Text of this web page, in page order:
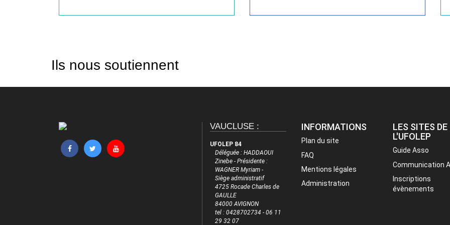
Ils nous soutiennent
VAUCLUSE :
UFOLEP 84
Déléguée : HADDAOUI
Zinebe - Présidente :
WAGNER Myriam -
Siège administratif
4725 Rocade Charles de
GAULLE
84000 AVIGNON
tel : 0428702734 - 06 11
29 32 07
INFORMATIONS
Plan du site
FAQ
Mentions légales
Administration
LES SITES DE
L'UFOLEP
Guide Asso
Communication
Inscriptions
évènements